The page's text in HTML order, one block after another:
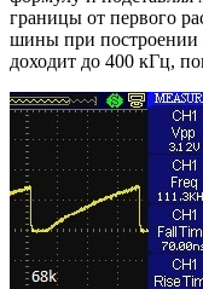
границы от первого
шины при построении
доходит до 400 кГц,